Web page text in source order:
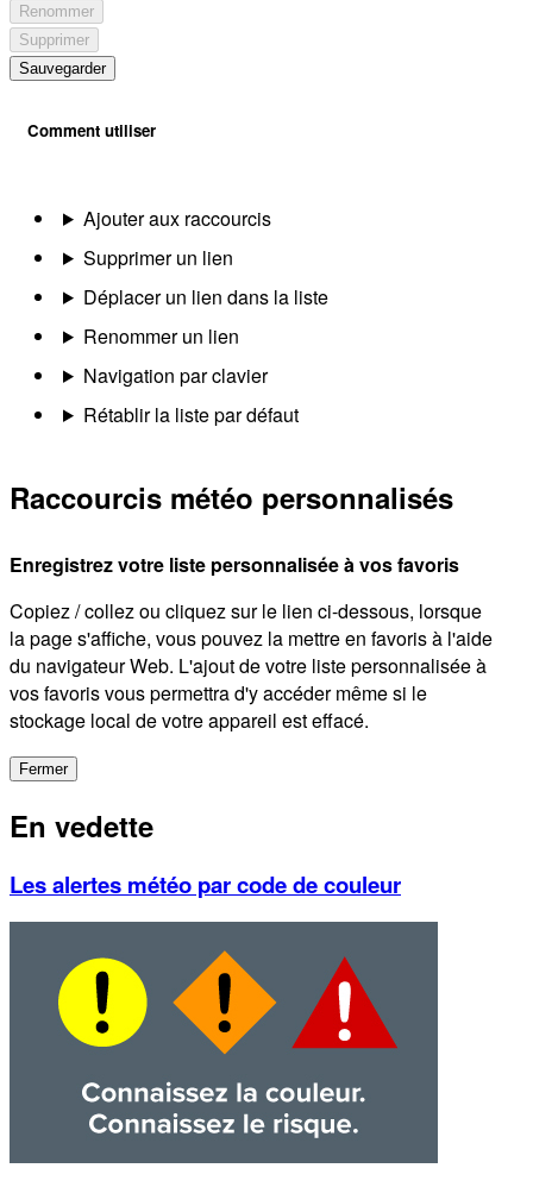
Renommer
Supprimer
Sauvegarder
Comment utiliser
Ajouter aux raccourcis
Supprimer un lien
Déplacer un lien dans la liste
Renommer un lien
Navigation par clavier
Rétablir la liste par défaut
Raccourcis météo personnalisés
Enregistrez votre liste personnalisée à vos favoris
Copiez / collez ou cliquez sur le lien ci-dessous, lorsque
la page s'affiche, vous pouvez la mettre en favoris à l'aide
du navigateur Web. L'ajout de votre liste personnalisée à
vos favoris vous permettra d'y accéder même si le
stockage local de votre appareil est effacé.
Fermer
En vedette
Les alertes météo par code de couleur